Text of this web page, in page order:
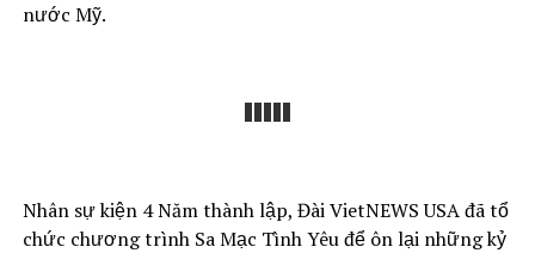
nước Mỹ.
Nhân sự kiện 4 Năm thành lập, Đài VietNEWS USA đã tổ
chức chương trình Sa Mạc Tình Yêu để ôn lại những kỷ